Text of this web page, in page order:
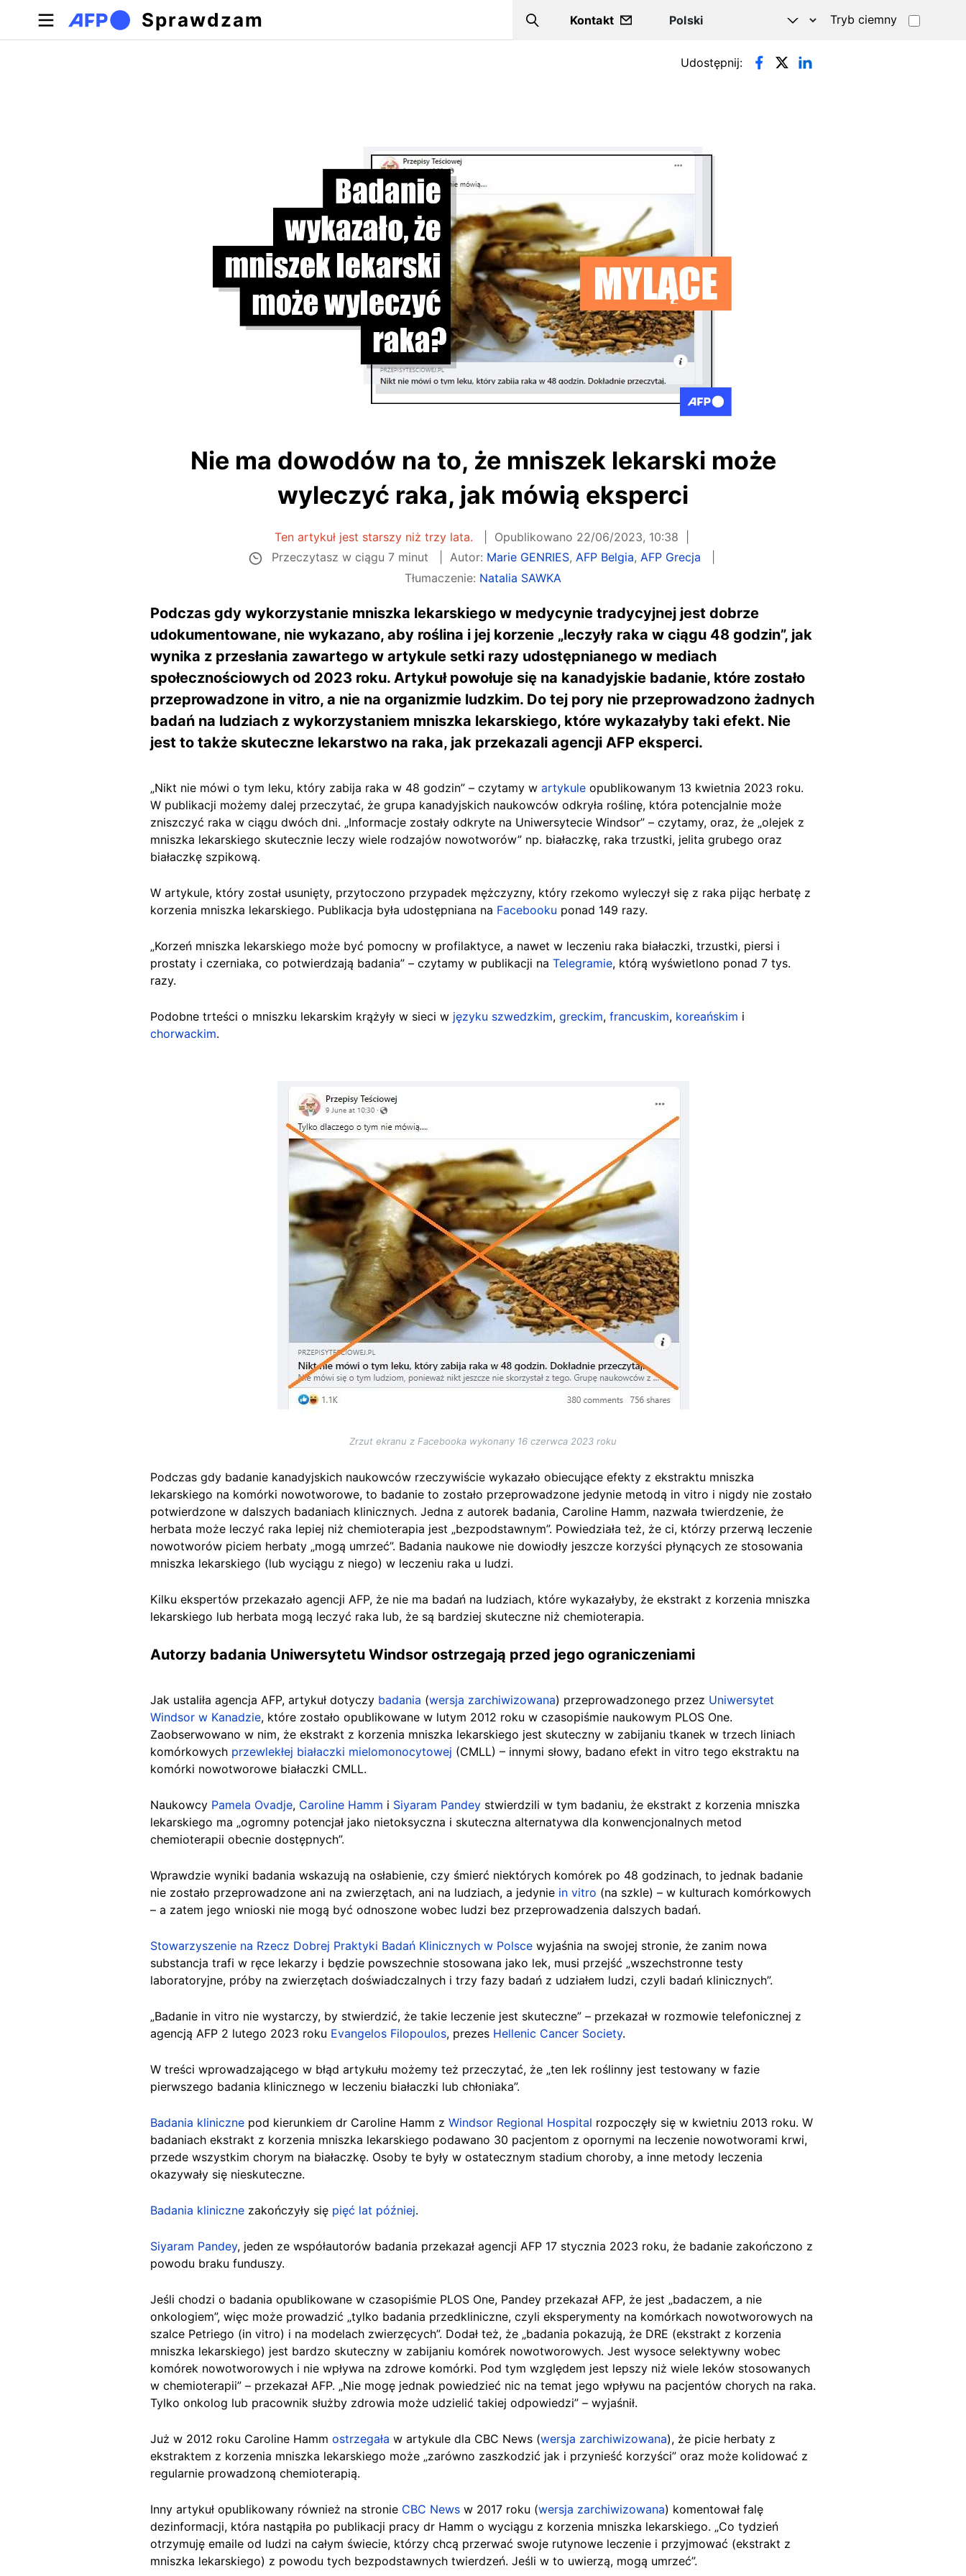
Sprawdzam Szukaj
Kontakt Tryb ciemny
Zakładki podstawowe Udostępnij:
Nie ma dowodów na to, że mniszek lekarski może
wyleczyć raka, jak mówią eksperci
Ten artykuł jest starszy niż trzy lata. Opublikowano 22/06/2023, 10:38
Przeczytasz w ciągu 7 minut
Autor: Marie GENRIES,AFP Belgia,AFP Grecja
Tłumaczenie: Natalia SAWKA
Podczas gdy wykorzystanie mniszka lekarskiego w medycynie tradycyjnej jest dobrze
udokumentowane, nie wykazano, aby roślina i jej korzenie „leczyły raka w ciągu 48 godzin”, jak
wynika z przesłania zawartego w artykule setki razy udostępnianego w mediach
społecznościowych od 2023 roku. Artykuł powołuje się na kanadyjskie badanie, które zostało
przeprowadzone in vitro, a nie na organizmie ludzkim. Do tej pory nie przeprowadzono żadnych
badań na ludziach z wykorzystaniem mniszka lekarskiego, które wykazałyby taki efekt. Nie
jest to także skuteczne lekarstwo na raka, jak przekazali agencji AFP eksperci.
„Nikt nie mówi o tym leku, który zabija raka w 48 godzin” – czytamy w artykule opublikowanym 13 kwietnia 2023 roku.
W publikacji możemy dalej przeczytać, że grupa kanadyjskich naukowców odkryła roślinę, która potencjalnie może
zniszczyć raka w ciągu dwóch dni. „Informacje zostały odkryte na Uniwersytecie Windsor” – czytamy, oraz, że „olejek z
mniszka lekarskiego skutecznie leczy wiele rodzajów nowotworów” np. białaczkę, raka trzustki, jelita grubego oraz
białaczkę szpikową.
W artykule, który został usunięty, przytoczono przypadek mężczyzny, który rzekomo wyleczył się z raka pijąc herbatę z
korzenia mniszka lekarskiego. Publikacja była udostępniana na Facebooku ponad 149 razy.
„Korzeń mniszka lekarskiego może być pomocny w profilaktyce, a nawet w leczeniu raka białaczki, trzustki, piersi i
prostaty i czerniaka, co potwierdzają badania” – czytamy w publikacji na Telegramie, którą wyświetlono ponad 7 tys.
razy.
Podobne trteści o mniszku lekarskim krążyły w sieci w języku szwedzkim, greckim, francuskim, koreańskim i
chorwackim.
Zrzut ekranu z Facebooka wykonany 16 czerwca 2023 roku
Podczas gdy badanie kanadyjskich naukowców rzeczywiście wykazało obiecujące efekty z ekstraktu mniszka
lekarskiego na komórki nowotworowe, to badanie to zostało przeprowadzone jedynie metodą in vitro i nigdy nie zostało
potwierdzone w dalszych badaniach klinicznych. Jedna z autorek badania, Caroline Hamm, nazwała twierdzenie, że
herbata może leczyć raka lepiej niż chemioterapia jest „bezpodstawnym”. Powiedziała też, że ci, którzy przerwą leczenie
nowotworów piciem herbaty „mogą umrzeć”. Badania naukowe nie dowiodły jeszcze korzyści płynących ze stosowania
mniszka lekarskiego (lub wyciągu z niego) w leczeniu raka u ludzi.
Kilku ekspertów przekazało agencji AFP, że nie ma badań na ludziach, które wykazałyby, że ekstrakt z korzenia mniszka
lekarskiego lub herbata mogą leczyć raka lub, że są bardziej skuteczne niż chemioterapia.
Autorzy badania Uniwersytetu Windsor ostrzegają przed jego ograniczeniami
Jak ustaliła agencja AFP, artykuł dotyczy badania (wersja zarchiwizowana) przeprowadzonego przez Uniwersytet
Windsor w Kanadzie, które zostało opublikowane w lutym 2012 roku w czasopiśmie naukowym PLOS One.
Zaobserwowano w nim, że ekstrakt z korzenia mniszka lekarskiego jest skuteczny w zabijaniu tkanek w trzech liniach
komórkowych przewlekłej białaczki mielomonocytowej (CMLL) – innymi słowy, badano efekt in vitro tego ekstraktu na
komórki nowotworowe białaczki CMLL.
Naukowcy Pamela Ovadje, Caroline Hamm i Siyaram Pandey stwierdzili w tym badaniu, że ekstrakt z korzenia mniszka
lekarskiego ma „ogromny potencjał jako nietoksyczna i skuteczna alternatywa dla konwencjonalnych metod
chemioterapii obecnie dostępnych”.
Wprawdzie wyniki badania wskazują na osłabienie, czy śmierć niektórych komórek po 48 godzinach, to jednak badanie
nie zostało przeprowadzone ani na zwierzętach, ani na ludziach, a jedynie in vitro (na szkle) – w kulturach komórkowych
– a zatem jego wnioski nie mogą być odnoszone wobec ludzi bez przeprowadzenia dalszych badań.
Stowarzyszenie na Rzecz Dobrej Praktyki Badań Klinicznych w Polsce wyjaśnia na swojej stronie, że zanim nowa
substancja trafi w ręce lekarzy i będzie powszechnie stosowana jako lek, musi przejść „wszechstronne testy
laboratoryjne, próby na zwierzętach doświadczalnych i trzy fazy badań z udziałem ludzi, czyli badań klinicznych”.
„Badanie in vitro nie wystarczy, by stwierdzić, że takie leczenie jest skuteczne” – przekazał w rozmowie telefonicznej z
agencją AFP 2 lutego 2023 roku Evangelos Filopoulos, prezes Hellenic Cancer Society.
W treści wprowadzającego w błąd artykułu możemy też przeczytać, że „ten lek roślinny jest testowany w fazie
pierwszego badania klinicznego w leczeniu białaczki lub chłoniaka”.
Badania kliniczne pod kierunkiem dr Caroline Hamm z Windsor Regional Hospital rozpoczęły się w kwietniu 2013 roku. W
badaniach ekstrakt z korzenia mniszka lekarskiego podawano 30 pacjentom z opornymi na leczenie nowotworami krwi,
przede wszystkim chorym na białaczkę. Osoby te były w ostatecznym stadium choroby, a inne metody leczenia
okazywały się nieskuteczne.
Badania kliniczne zakończyły się pięć lat później.
Siyaram Pandey, jeden ze współautorów badania przekazał agencji AFP 17 stycznia 2023 roku, że badanie zakończono z
powodu braku funduszy.
Jeśli chodzi o badania opublikowane w czasopiśmie PLOS One, Pandey przekazał AFP, że jest „badaczem, a nie
onkologiem”, więc może prowadzić „tylko badania przedkliniczne, czyli eksperymenty na komórkach nowotworowych na
szalce Petriego (in vitro) i na modelach zwierzęcych”. Dodał też, że „badania pokazują, że DRE (ekstrakt z korzenia
mniszka lekarskiego) jest bardzo skuteczny w zabijaniu komórek nowotworowych. Jest wysoce selektywny wobec
komórek nowotworowych i nie wpływa na zdrowe komórki. Pod tym względem jest lepszy niż wiele leków stosowanych
w chemioterapii” – przekazał AFP. „Nie mogę jednak powiedzieć nic na temat jego wpływu na pacjentów chorych na raka.
Tylko onkolog lub pracownik służby zdrowia może udzielić takiej odpowiedzi” – wyjaśnił.
Już w 2012 roku Caroline Hamm ostrzegała w artykule dla CBC News (wersja zarchiwizowana), że picie herbaty z
ekstraktem z korzenia mniszka lekarskiego może „zarówno zaszkodzić jak i przynieść korzyści” oraz może kolidować z
regularnie prowadzoną chemioterapią.
Inny artykuł opublikowany również na stronie CBC News w 2017 roku (wersja zarchiwizowana) komentował falę
dezinformacji, która nastąpiła po publikacji pracy dr Hamm o wyciągu z korzenia mniszka lekarskiego. „Co tydzień
otrzymuję emaile od ludzi na całym świecie, którzy chcą przerwać swoje rutynowe leczenie i przyjmować (ekstrakt z
mniszka lekarskiego) z powodu tych bezpodstawnych twierdzeń. Jeśli w to uwierzą, mogą umrzeć”.